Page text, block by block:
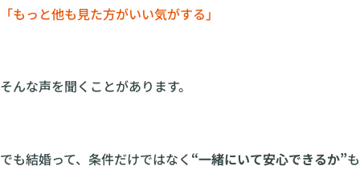
「もっと他も見た方がいい気がする」
そんな声を聞くことがあります。
でも結婚って、条件だけではなく “一緒にいて安心できるか”も